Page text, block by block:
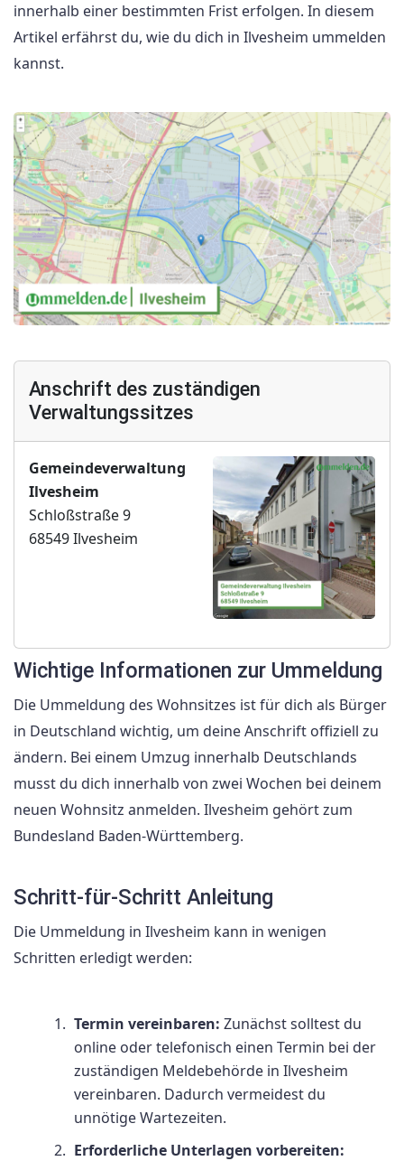
innerhalb einer bestimmten Frist erfolgen. In diesem
Artikel erfährst du, wie du dich in Ilvesheim ummelden
kannst.
Anschrift des zuständigen
Verwaltungssitzes
Gemeindeverwaltung
Ilvesheim
Schloßstraße 9
68549 Ilvesheim
Wichtige Informationen zur Ummeldung
Die Ummeldung des Wohnsitzes ist für dich als Bürger
in Deutschland wichtig, um deine Anschrift offiziell zu
ändern. Bei einem Umzug innerhalb Deutschlands
musst du dich innerhalb von zwei Wochen bei deinem
neuen Wohnsitz anmelden. Ilvesheim gehört zum
Bundesland Baden-Württemberg.
Schritt-für-Schritt Anleitung
Die Ummeldung in Ilvesheim kann in wenigen
Schritten erledigt werden:
Termin vereinbaren: Zunächst solltest du
online oder telefonisch einen Termin bei der
zuständigen Meldebehörde in Ilvesheim
vereinbaren. Dadurch vermeidest du
unnötige Wartezeiten.
Erforderliche Unterlagen vorbereiten: